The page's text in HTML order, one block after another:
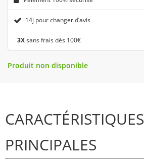
14j pour changer d’avis
3Xsans frais dès 100€
Produit non disponible
CARACTÉRISTIQUES
PRINCIPALES